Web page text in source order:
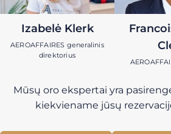
Izabelė Klerk
AEROAFFAIRES generalinis
direktorius
Mūsų oro ekspertai yra
kiekviename jūsų